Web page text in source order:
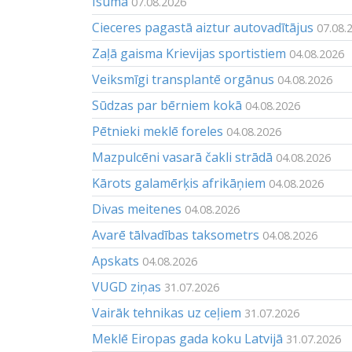
Cieceres pagastā aiztur autovadītājus
Zaļā gaisma Krievijas sportistiem 04.08.2026
Veiksmīgi transplantē orgānus 04.08.2026
Sūdzas par bērniem kokā 04.08.2026
Pētnieki meklē foreles 04.08.2026
Mazpulcēni vasarā čakli strādā 04.08.2026
Kārots galamērķis afrikāņiem 04.08.2026
Divas meitenes 04.08.2026
Avarē tālvadības taksometrs 04.08.2026
Apskats 04.08.2026
VUGD ziņas 31.07.2026
Vairāk tehnikas uz ceļiem 31.07.2026
Meklē Eiropas gada koku Latvijā 31.07.2026